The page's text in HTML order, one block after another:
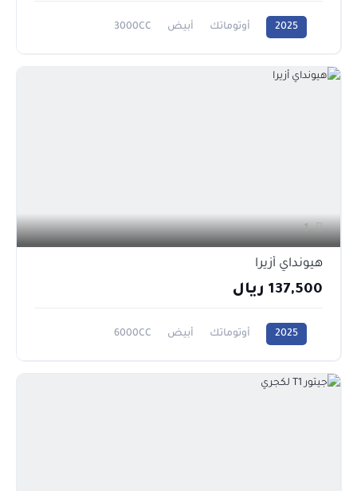
2025 أوتوماتك أبيض 3000CC
1
هيونداي أزيرا
137,500 ريال
2025 أوتوماتك أبيض 6000CC